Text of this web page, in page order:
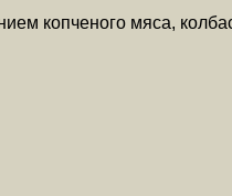
копченого мяса,